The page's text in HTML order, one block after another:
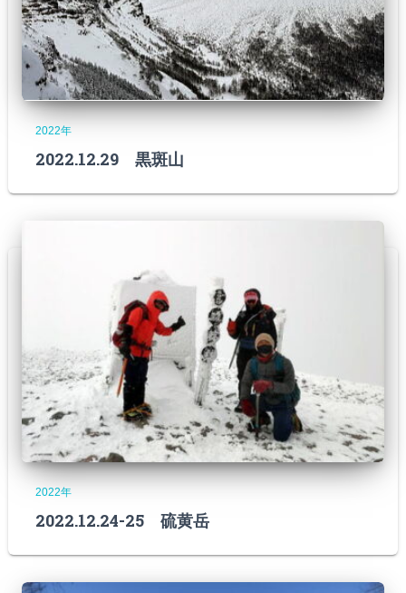
2022年
2022.12.29 黒斑山
2022年
2022.12.24-25 硫黄岳